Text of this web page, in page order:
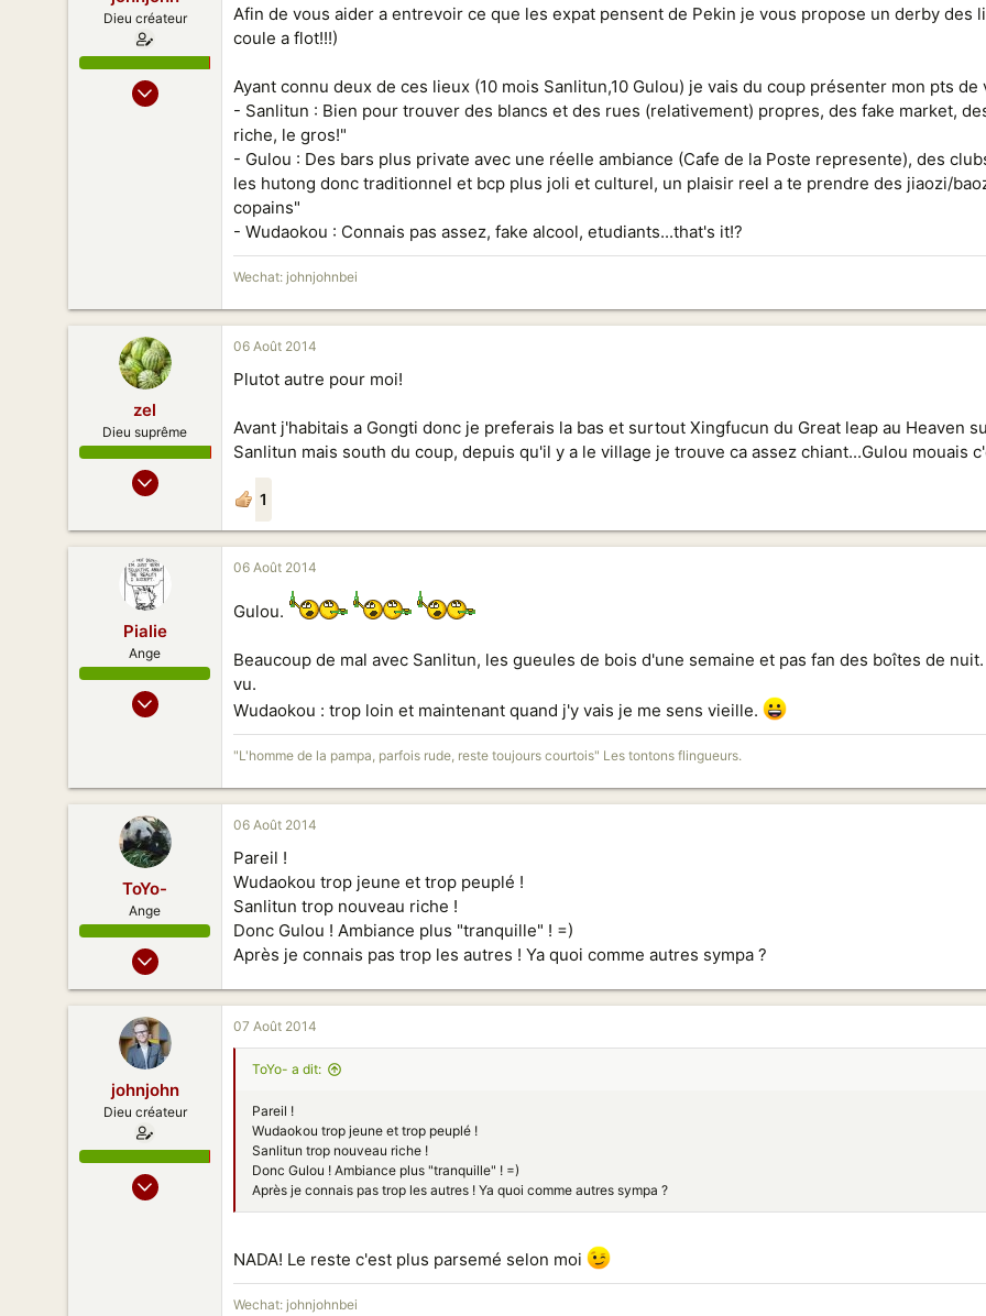
Dieu créateur
08 Fev 2013
Afin de vous aider a entrevoir ce que les expat pensent de Pekin je vous propose un derby des
coule a flot!!!)
Ayant connu deux de ces lieux (10 mois Sanlitun,10 Gulou) je vais du coup présenter mon pts de
- Sanlitun : Bien pour trouver des blancs et des rues (relativement) propres, des fake market,
riche, le gros!"
- Gulou : Des bars plus private avec une réelle ambiance (Cafe de la Poste represente), des
les hutong donc traditionnel et bcp plus joli et culturel, un plaisir reel a te prendre des jiaozi/
copains"
- Wudaokou : Connais pas assez, fake alcool, etudiants...that's it!?
Wechat: johnjohnbei
zel
Dieu suprême
16 Déc 2010
1 110
06 Août 2014
Plutot autre pour moi!
Avant j'habitais a Gongti donc je preferais la bas et surtout Xingfucun du Great leap au Heaven
Sanlitun mais south du coup, depuis qu'il y a le village je trouve ca assez chiant...Gulou mouais
1
Pialie
Ange
10 Fev 2010
Beijing
06 Août 2014
Gulou.
Beaucoup de mal avec Sanlitun, les gueules de bois d'une semaine et pas fan des boîtes de
vu.
Wudaokou : trop loin et maintenant quand j'y vais je me sens vieille.
"L'homme de la pampa, parfois rude, reste toujours courtois" Les tontons flingueurs.
ToYo-
Ange
10 Nov 2012
104
Beijing
06 Août 2014
Pareil !
Wudaokou trop jeune et trop peuplé !
Sanlitun trop nouveau riche !
Donc Gulou ! Ambiance plus "tranquille" ! =)
Après je connais pas trop les autres ! Ya quoi comme autres sympa ?
johnjohn
Dieu créateur
08 Fev 2013
07 Août 2014
ToYo- a dit:
Pareil !
Wudaokou trop jeune et trop peuplé !
Sanlitun trop nouveau riche !
Donc Gulou ! Ambiance plus "tranquille" ! =)
Après je connais pas trop les autres ! Ya quoi comme autres sympa ?
NADA! Le reste c'est plus parsemé selon moi
Wechat: johnjohnbei